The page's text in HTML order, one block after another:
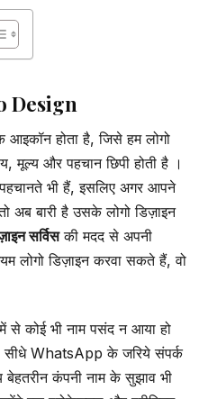
Design
आइकॉन होता है, जिसे हम लोगो
मूल्य और पहचान छिपी होती है ।
भी हैं, इसलिए अगर आपने
अब बारी है उसके लोगो डिज़ाइन
सर्विसकी मदद से अपनी
लोगो डिज़ाइन करवा सकते हैं, वो
से कोई भी नाम पसंद न आया हो
सीधे WhatsApp के जरिये संपर्क
कंपनी नाम के सुझाव भी